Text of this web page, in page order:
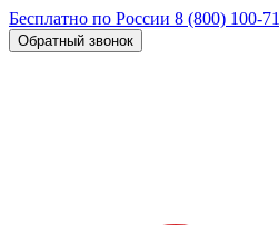
Бесплатно по России 8 (800) 100-
Обратный звонок